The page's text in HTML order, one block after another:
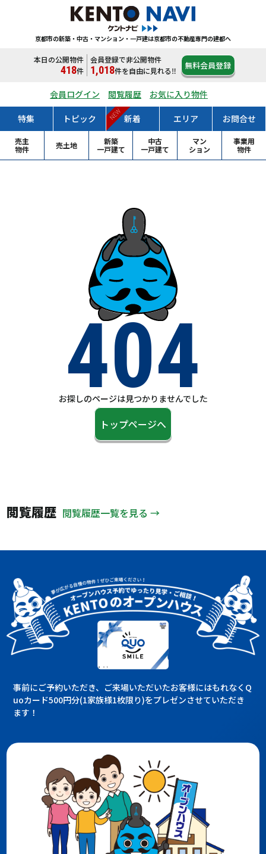
京都市の新築・中古・マンション・一戸建は京都市の不動産専門の建都へ
本日の公開物件
418件
会員登録で非公開物件
1,018件を自由に見れる‼ 無料会員登録
会員ログイン 閲覧履歴 お気に入り物件
特集 トピック 新着
NEW エリア お問合せ
売主
物件
売土地
新築
一戸建て
中古
一戸建て
マン
ション
事業用
物件
404
お探しのページは見つかりませんでした
トップページへ
閲覧履歴 閲覧履歴一覧を見る →
事前にご予約いただき、ご来場いただいたお客様にはもれなくQ
uoカード500円分(1家族様1枚限り)をプレゼンさせていただき
ます！